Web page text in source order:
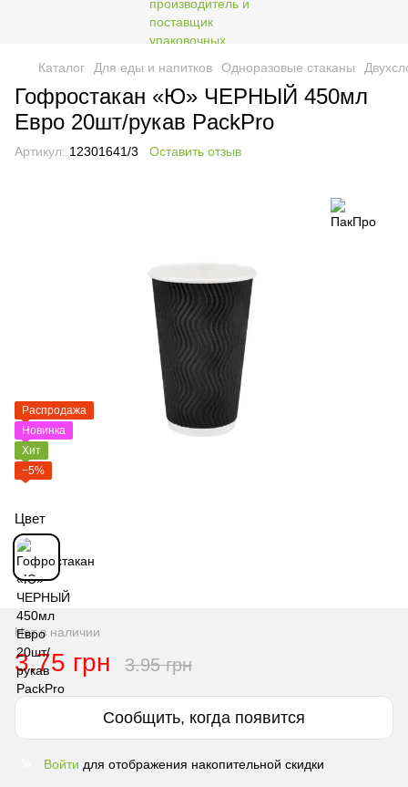
Каталог Для еды и напитков Одноразовые стаканы
Гофростакан «Ю» ЧЕРНЫЙ 450мл
Евро 20шт/рукав PackPro
Артикул: 12301641/3 Оставить отзыв
Распродажа
Новинка
Хит
−5%
Цвет
Нет в наличии
3.75 грн 3.95 грн
Сообщить, когда появится
Войти для отображения накопительной скидки